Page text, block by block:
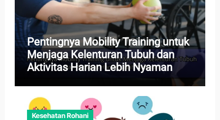
Pentingnya Mobility Training untuk
Menjaga Kelenturan Tubuh dan
Aktivitas Harian Lebih Nyaman
Kesehatan Rohani